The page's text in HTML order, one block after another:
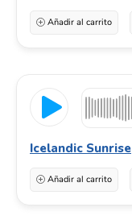
Añadir al carrito
Icelandic Sunrise
Añadir al carrito